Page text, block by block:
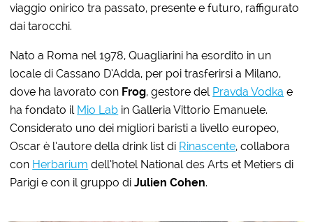
viaggio onirico tra passato, presente e futuro, raffigurato
dai tarocchi.
Nato a Roma nel 1978, Quagliarini ha esordito in un
locale di Cassano D’Adda, per poi trasferirsi a Milano,
dove ha lavorato con Frog, gestore del Pravda Vodka e
ha fondato il Mio Lab in Galleria Vittorio Emanuele.
Considerato uno dei migliori baristi a livello europeo,
Oscar è l’autore della drink list di Rinascente, collabora
con Herbarium dell’hotel National des Arts et Metiers di
Parigi e con il gruppo diJulien Cohen.